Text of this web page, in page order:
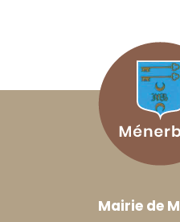
Mairie de